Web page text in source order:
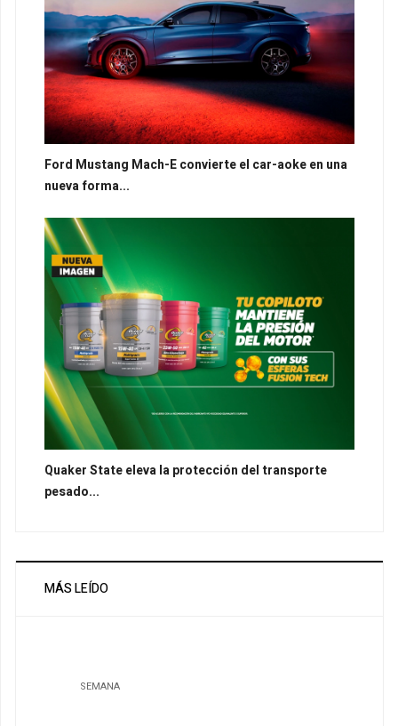
Ford Mustang Mach-E convierte el car-aoke en una
nueva forma...
Quaker State eleva la protección del transporte
pesado...
MÁS LEÍDO
SEMANA